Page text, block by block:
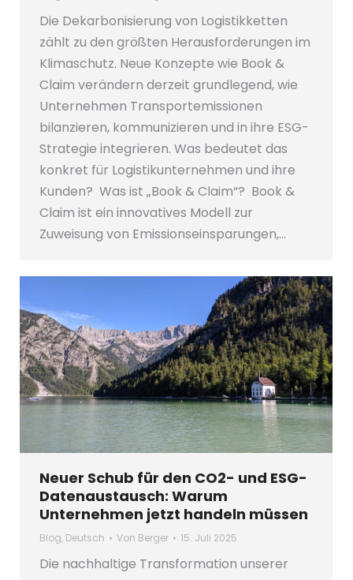
Die Dekarbonisierung von Logistikketten
zählt zu den größten Herausforderungen im
Klimaschutz. Neue Konzepte wie Book &
Claim verändern derzeit grundlegend, wie
Unternehmen Transportemissionen
bilanzieren, kommunizieren und in ihre ESG-
Strategie integrieren. Was bedeutet das
konkret für Logistikunternehmen und ihre
Kunden? Was ist „Book & Claim“? Book &
Claim ist ein innovatives Modell zur
Zuweisung von Emissionseinsparungen,…
Neuer Schub für den CO2- und ESG-
Datenaustausch: Warum
Unternehmen jetzt handeln müssen
Blog, Deutsch Von Berger 15. Juli 2025
Die nachhaltige Transformation unserer